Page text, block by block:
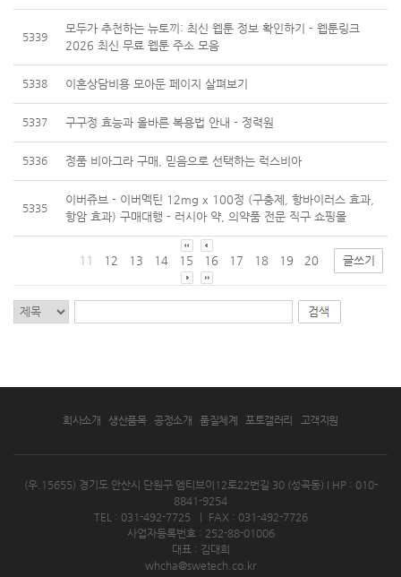
5339
모두가 추천하는 뉴토끼: 최신 웹툰 정보 확인하기 - 웹툰링크
2026 최신 무료 웹툰 주소 모음
5338 이혼상담비용 모아둔 페이지 살펴보기
5337 구구정 효능과 올바른 복용법 안내 - 정력원
5336 정품 비아그라 구매, 믿음으로 선택하는 럭스비아
5335
이버쥬브 - 이버멕틴 12mg x 100정 (구충제, 항바이러스 효과,
항암 효과) 구매대행 - 러시아 약, 의약품 전문 직구 쇼핑몰
11 12 13 14 15 16 17 18 19 20 글쓰기
회사소개 생산품목 공정소개 품질체계 포토갤러리 고객지원
(우.15655) 경기도 안산시 단원구 엠티브이12로22번길 30 (성곡동) I HP : 010-
8841-9254
TEL : 031-492-7725
FAX : 031-492-7726
사업자등록번호 : 252-88-01006
대표 : 김대희
whcha@swetech.co.kr